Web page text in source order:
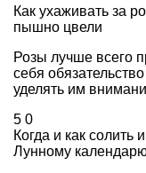
Как ухаживать за
пышно цвели
Розы лучше всего
себя
уделять им
5 0
Когда и как солить
Лунному